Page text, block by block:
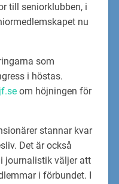
till seniorklubben, i
nu
som
i höstas.
om höjningen för
stannar kvar
Det är också
journalistik väljer att
i förbundet. I